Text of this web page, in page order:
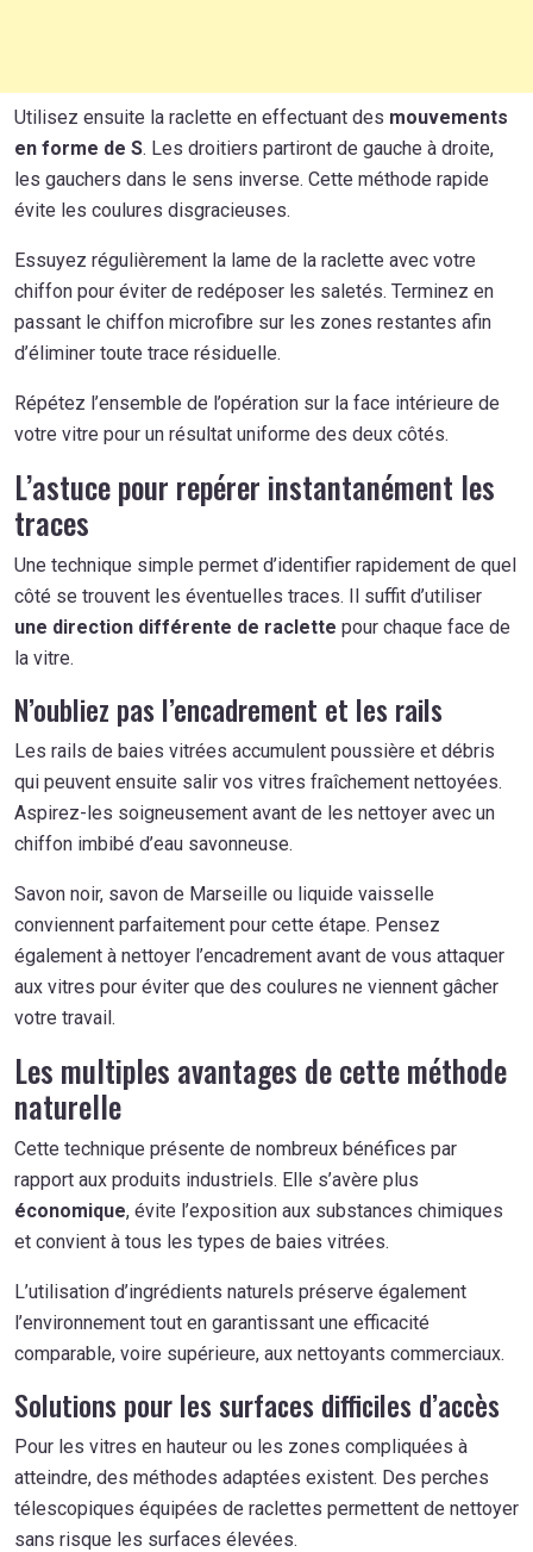
Utilisez ensuite la raclette en effectuant des mouvements
en forme de S. Les droitiers partiront de gauche à droite,
les gauchers dans le sens inverse. Cette méthode rapide
évite les coulures disgracieuses.
Essuyez régulièrement la lame de la raclette avec votre
chiffon pour éviter de redéposer les saletés. Terminez en
passant le chiffon microfibre sur les zones restantes afin
d’éliminer toute trace résiduelle.
Répétez l’ensemble de l’opération sur la face intérieure de
votre vitre pour un résultat uniforme des deux côtés.
L’astuce pour repérer instantanément les
traces
Une technique simple permet d’identifier rapidement de quel
côté se trouvent les éventuelles traces. Il suffit d’utiliser
une direction différente de raclette pour chaque face de
la vitre.
N’oubliez pas l’encadrement et les rails
Les rails de baies vitrées accumulent poussière et débris
qui peuvent ensuite salir vos vitres fraîchement nettoyées.
Aspirez-les soigneusement avant de les nettoyer avec un
chiffon imbibé d’eau savonneuse.
Savon noir, savon de Marseille ou liquide vaisselle
conviennent parfaitement pour cette étape. Pensez
également à nettoyer l’encadrement avant de vous attaquer
aux vitres pour éviter que des coulures ne viennent gâcher
votre travail.
Les multiples avantages de cette méthode
naturelle
Cette technique présente de nombreux bénéfices par
rapport aux produits industriels. Elle s’avère plus
économique, évite l’exposition aux substances chimiques
et convient à tous les types de baies vitrées.
L’utilisation d’ingrédients naturels préserve également
l’environnement tout en garantissant une efficacité
comparable, voire supérieure, aux nettoyants commerciaux.
Solutions pour les surfaces difficiles d’accès
Pour les vitres en hauteur ou les zones compliquées à
atteindre, des méthodes adaptées existent. Des perches
télescopiques équipées de raclettes permettent de nettoyer
sans risque les surfaces élevées.